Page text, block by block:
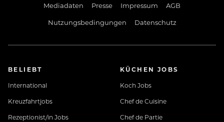
Mediadaten
Presse Impressum
AGB
Nutzungsbedingungen
Datenschutz
BELIEBT
International
Kreuzfahrtjobs
Rezeptionist/in Jobs
KÜCHEN JOBS
Koch Jobs
Chef de Cuisine
Chef de Partie